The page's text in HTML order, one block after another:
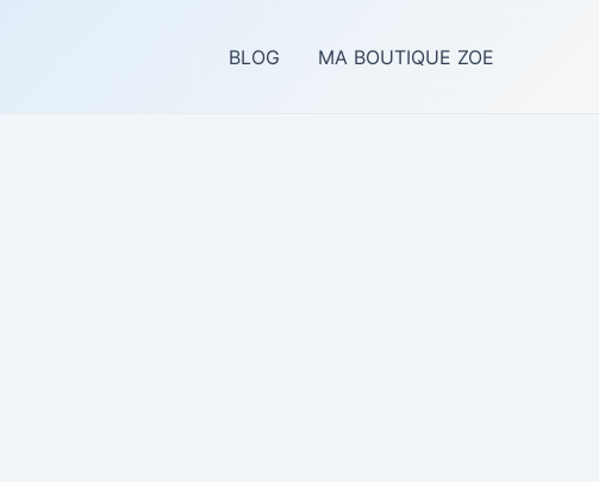
BLOG MA BOUTIQUE ZOE